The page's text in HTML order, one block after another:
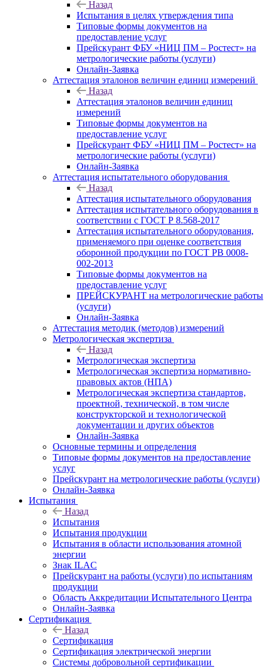
Назад
Испытания в целях утверждения типа
Типовые формы документов на
предоставление услуг
Прейскурант ФБУ «НИЦ ПМ – Ростест» на
метрологические работы (услуги)
Онлайн-Заявка
Аттестация эталонов величин единиц измерений
Назад
Аттестация эталонов величин единиц
измерений
Типовые формы документов на
предоставление услуг
Прейскурант ФБУ «НИЦ ПМ – Ростест» на
метрологические работы (услуги)
Онлайн-Заявка
Аттестация испытательного оборудования
Назад
Аттестация испытательного оборудования
Аттестация испытательного оборудования в
соответствии с ГОСТ Р 8.568-2017
Аттестация испытательного оборудования,
применяемого при оценке соответствия
оборонной продукции по ГОСТ РВ 0008-
002-2013
Типовые формы документов на
предоставление услуг
ПРЕЙСКУРАНТ на метрологические работы
(услуги)
Онлайн-Заявка
Аттестация методик (методов) измерений
Метрологическая экспертиза
Назад
Метрологическая экспертиза
Метрологическая экспертиза нормативно-
правовых актов (НПА)
Метрологическая экспертиза стандартов,
проектной, технической, в том числе
конструкторской и технологической
документации и других объектов
Онлайн-Заявка
Основные термины и определения
Типовые формы документов на предоставление
услуг
Прейскурант на метрологические работы (услуги)
Онлайн-Заявка
Испытания
Назад
Испытания
Испытания продукции
Испытания в области использования атомной
энергии
Знак ILAC
Прейскурант на работы (услуги) по испытаниям
продукции
Область Аккредитации Испытательного Центра
Онлайн-Заявка
Сертификация
Назад
Сертификация
Сертификация электрической энергии
Системы добровольной сертификации